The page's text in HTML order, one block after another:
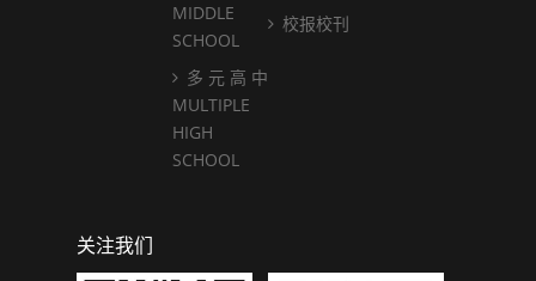
MIDDLE
SCHOOL
多 元 高 中
MULTIPLE
HIGH
SCHOOL
校报校刊
关注我们